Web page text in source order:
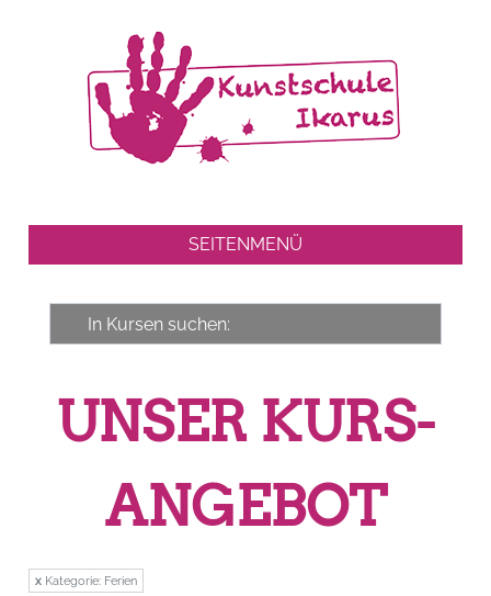
SEITENMENÜ
UNSER KURS­
ANGEBOT
x Kategorie: Ferien